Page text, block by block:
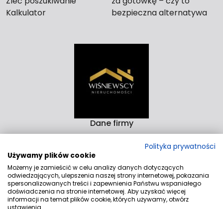
Kalkulator
bezpieczna alternatywa
Dane firmy
Biuro Nieruchomości Wiśniewscy Nieruchomości
Rzeźnicka 14-15D 82-300 Elbląg
Aleja Rodła 4/9 82-200 Malbork
Kontakt
biuro@wnieruchomosci.pl
Polityka prywatności
Używamy plików cookie
Możemy je zamieścić w celu analizy danych dotyczących
odwiedzających, ulepszenia naszej strony internetowej, pokazania
spersonalizowanych treści i zapewnienia Państwu wspaniałego
doświadczenia na stronie internetowej. Aby uzyskać więcej
informacji na temat plików cookie, których używamy, otwórz
ustawienia.